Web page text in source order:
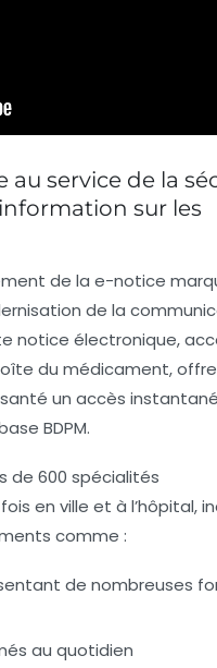
service de la
sur les
de la e-notice
de la
notice électronique,
du médicament,
un accès
BDPM.
de 600 spécialités
en ville et à l’hôpital,
comme :
de nombreuses
au quotidien